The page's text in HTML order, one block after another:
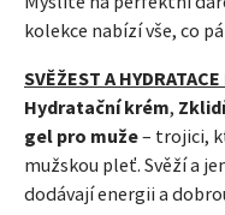
kolekce nabízí vše, co
SVĚŽEST A
Hydratační krém,
gel pro muže– trojici,
mužskou pleť. Svěží a
dodávají energii a